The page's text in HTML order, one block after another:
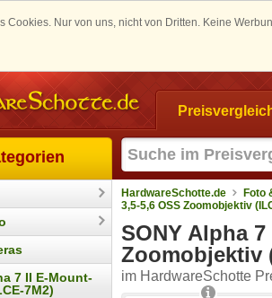
Cookies. Nur von uns, nicht von Dritten. Keine
7 II E-Mount-
7M2)
HardwareSchotte.de Foto
3,5-5,6 OSS Zoomobjektiv
SONY Alpha 7
Zoomobjektiv
im HardwareSchotte